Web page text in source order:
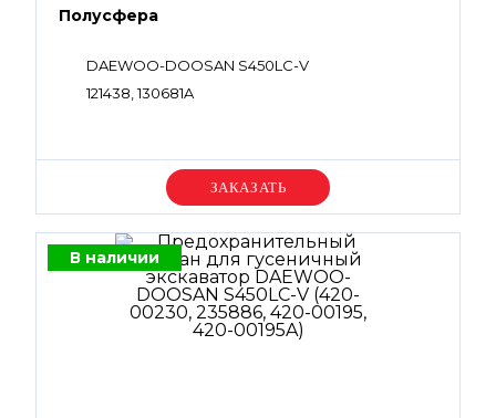
Полусфера
DAEWOO-DOOSAN S450LC-V
121438, 130681A
Уточняйте цену
В наличии